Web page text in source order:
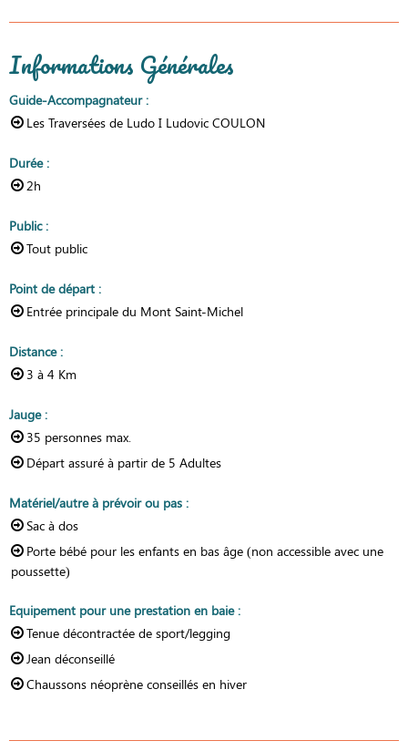
Informations Générales
Guide-Accompagnateur:
Les Traversées de Ludo I Ludovic COULON
Durée:
2h
Public:
Tout public
Point de départ :
Entrée principale du Mont Saint-Michel
Distance:
3 à 4 Km
Jauge:
35 personnes max.
Départ assuré à partir de 5 Adultes
Matériel/autre à prévoir ou pas :
Sac à dos
Porte bébé pour les enfants en bas âge (non accessible avec une
poussette)
Equipement pour une prestation en baie:
Tenue décontractée de sport/legging
Jean déconseillé
Chaussons néoprène conseillés en hiver